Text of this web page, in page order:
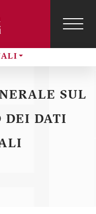
profilo
utente
SUL
DEI DATI